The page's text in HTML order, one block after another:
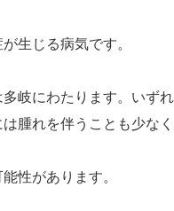
生じる病気です。
多岐にわたります。いず
腫れを伴うことも少なく
性があります。